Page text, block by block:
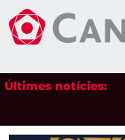
Últimes notícies: